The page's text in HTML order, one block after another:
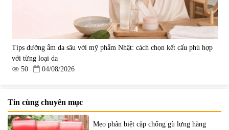
Tips dưỡng ẩm da sâu với mỹ phẩm Nhật: cách chọn kết cấu phù hợp
với từng loại da
50
04/08/2026
Tin cùng chuyên mục
Mẹo phân biệt cặp chống gù lưng hàng